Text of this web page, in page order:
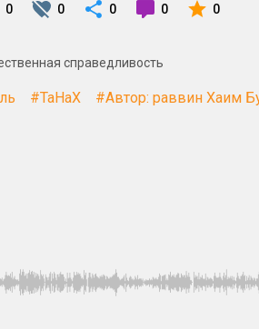
0 0 0 0 0
справедливость
#ТаНаХ #Автор: раввин Хаим